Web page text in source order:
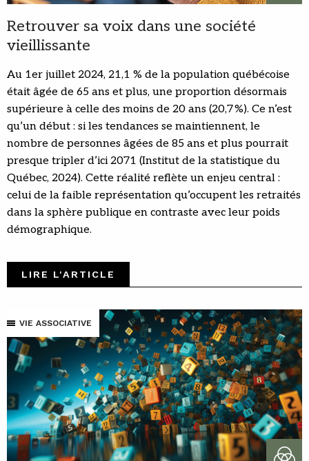
Retrouver sa voix dans une société
vieillissante
Au 1er juillet 2024, 21,1 % de la population québécoise
était âgée de 65 ans et plus, une proportion désormais
supérieure à celle des moins de 20 ans (20,7 %). Ce n’est
qu’un début : si les tendances se maintiennent, le
nombre de personnes âgées de 85 ans et plus pourrait
presque tripler d’ici 2071 (Institut de la statistique du
Québec, 2024). Cette réalité reflète un enjeu central :
celui de la faible représentation qu’occupent les retraités
dans la sphère publique en contraste avec leur poids
démographique.
LIRE L'ARTICLE
VIE ASSOCIATIVE